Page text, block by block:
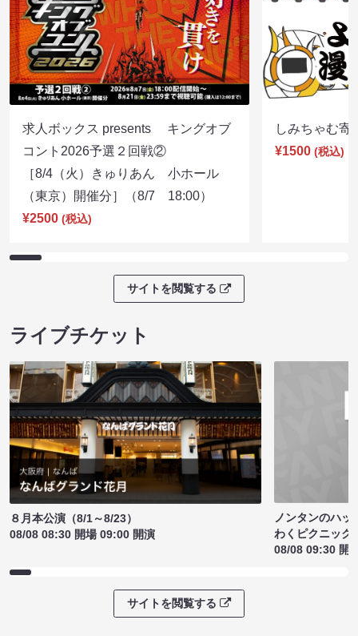
求人ボックス presents キングオブ
コント2026予選２回戦②
［8/4（火）きゅりあん 小ホール
（東京）開催分］（8/7 18:00）
¥2500 (税込)
しみちゃむ
¥1500 (税込)
サイトを閲覧する
ライブチケット
８月本公演（8/1～8/23）
08/08 08:30 開場 09:00 開演
ノンタンのハッ
わくピクニック
08/08 09:30 開
サイトを閲覧する